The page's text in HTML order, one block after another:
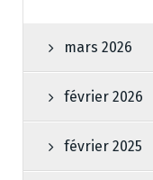
mars 2026
février 2026
février 2025